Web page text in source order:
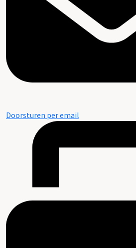
Doorsturen per email